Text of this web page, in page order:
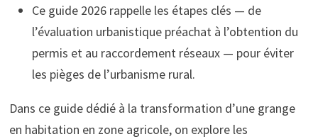
Ce guide 2026 rappelle les étapes clés — de
l’évaluation urbanistique préachat à l’obtention du
permis et au raccordement réseaux — pour éviter
les pièges de l’urbanisme rural.
Dans ce guide dédié à la transformation d’une grange
en habitation en zone agricole, on explore les